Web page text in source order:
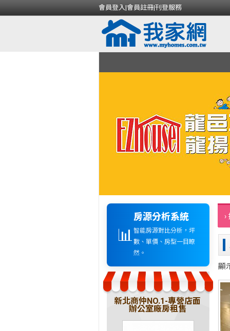
會員登入|會員註冊|刊登服務
📊
房源分析系統
智能房源對比分析，坪
數、單價、房型一目瞭
然。
新北商仲NO.1-專營店面
辦公室廠房租售
›
顯